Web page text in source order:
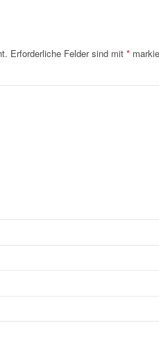
Erforderliche Felder sind mit *